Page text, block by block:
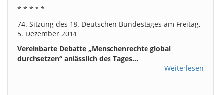
* * * * *
74. Sitzung des 18. Deutschen Bundestages am Freitag,
5. Dezember 2014
Vereinbarte Debatte „Menschenrechte global
durchsetzen“ anlässlich des Tages…
Weiterlesen